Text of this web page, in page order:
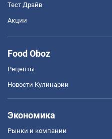
Тест Драйв
Акции
Food Oboz
Рецепты
Новости Кулинарии
Экономика
Рынки и компании